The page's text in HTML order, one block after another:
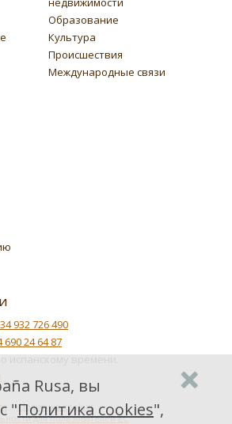
Образование
Культура
Происшествия
Международные связи
932 726 490
690 24 64 87
испанскому времени.
Политика cookies
для пользователей ЕС
Rusa, вы
"Политика cookies",